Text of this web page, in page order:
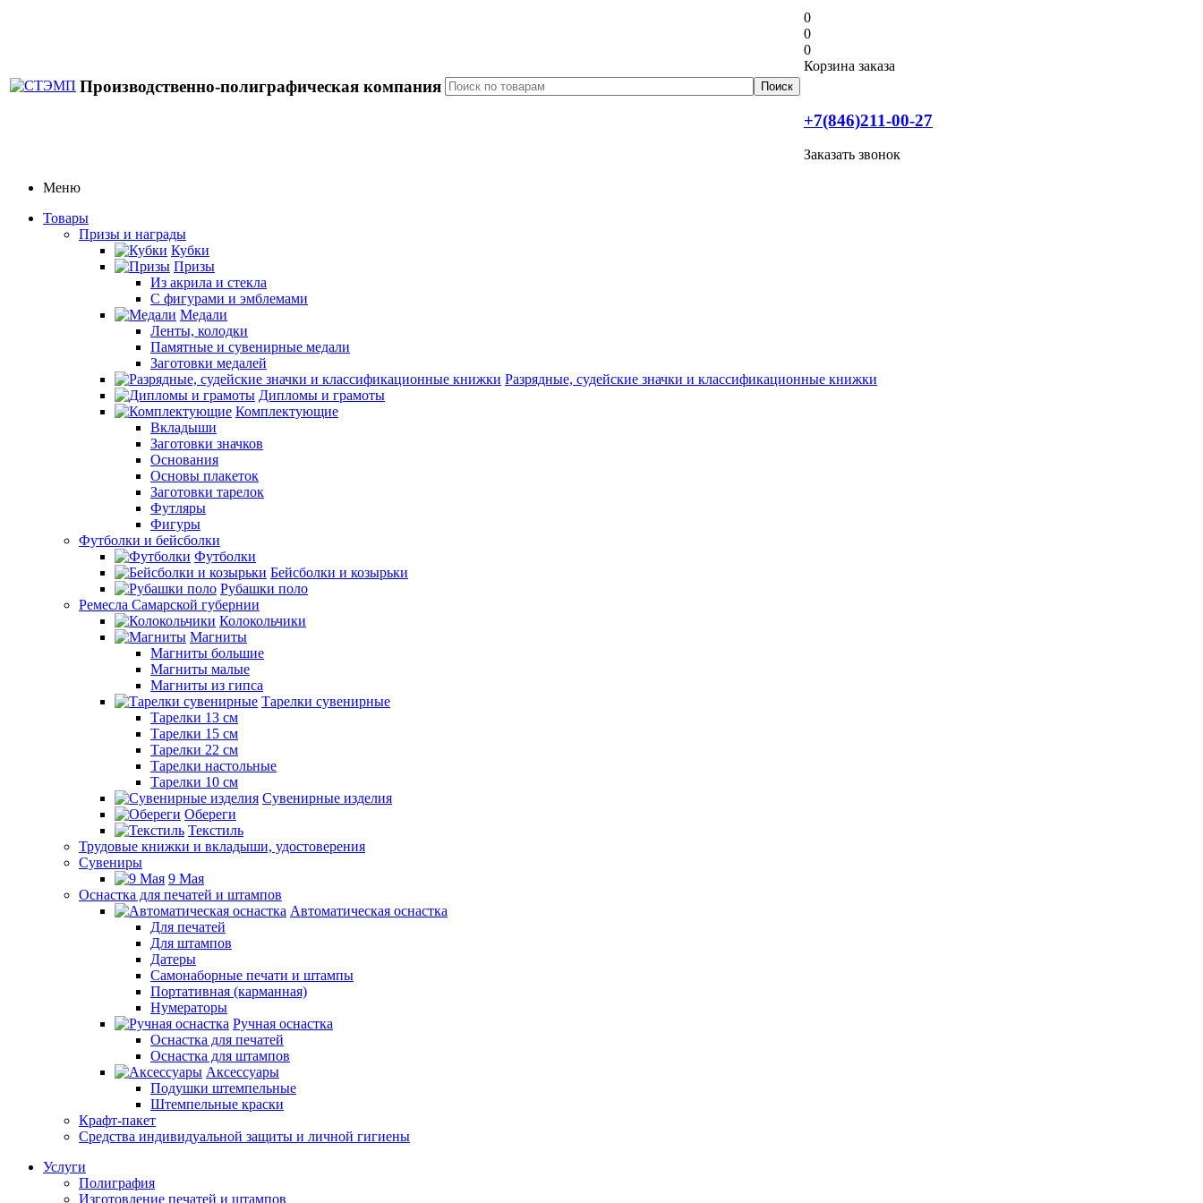
Производственно-полиграфическая компания
0
0
0
Корзина заказа
+7(846)211-00-27
Заказать звонок
Меню
Товары
Призы и награды
Кубки
Призы
Из акрила и стекла
С фигурами и эмблемами
Медали
Ленты, колодки
Памятные и сувенирные медали
Заготовки медалей
Разрядные, судейские значки и классификационные книжки
Дипломы и грамоты
Комплектующие
Вкладыши
Заготовки значков
Основания
Основы плакеток
Заготовки тарелок
Футляры
Фигуры
Футболки и бейсболки
Футболки
Бейсболки и козырьки
Рубашки поло
Ремесла Самарской губернии
Колокольчики
Магниты
Магниты большие
Магниты малые
Магниты из гипса
Тарелки сувенирные
Тарелки 13 см
Тарелки 15 см
Тарелки 22 см
Тарелки настольные
Тарелки 10 см
Сувенирные изделия
Обереги
Текстиль
Трудовые книжки и вкладыши, удостоверения
Сувениры
9 Мая
Оснастка для печатей и штампов
Автоматическая оснастка
Для печатей
Для штампов
Датеры
Самонаборные печати и штампы
Портативная (карманная)
Нумераторы
Ручная оснастка
Оснастка для печатей
Оснастка для штампов
Аксессуары
Подушки штемпельные
Штемпельные краски
Крафт-пакет
Средства индивидуальной защиты и личной гигиены
Услуги
Полиграфия
Изготовление печатей и штампов